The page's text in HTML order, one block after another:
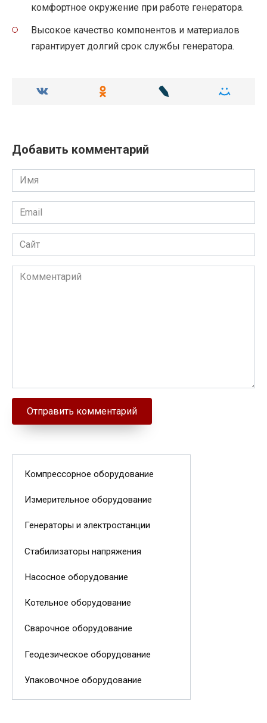
комфортное окружение при работе генератора.
Высокое качество компонентов и материалов
гарантирует долгий срок службы генератора.
Добавить комментарий
Имя
Email
Сайт
Комментарий
Компрессорное оборудование
Измерительное оборудование
Генераторы и электростанции
Стабилизаторы напряжения
Насосное оборудование
Котельное оборудование
Сварочное оборудование
Геодезическое оборудование
Упаковочное оборудование